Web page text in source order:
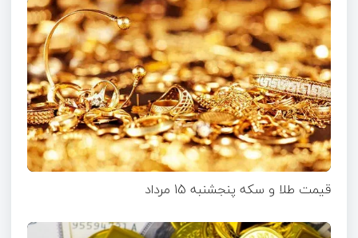
قیمت طلا و سکه پنجشنبه 15 مرداد